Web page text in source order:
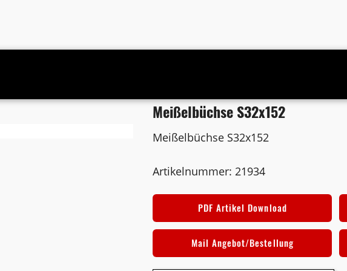
Meißelbüchse S32x152
Meißelbüchse S32x152
Artikelnummer: 21934
PDF Artikel Download
Mail Angebot/Bestellung